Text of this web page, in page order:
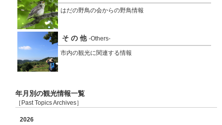
はだの野鳥の会からの野鳥情報
そ の 他 -Others-
市内の観光に関連する情報
年月別の観光情報一覧
［Past Topics Archives］
2026